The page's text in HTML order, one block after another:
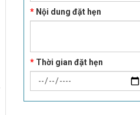
*Nội dung đặt hẹn
*Thời gian đặt hẹn